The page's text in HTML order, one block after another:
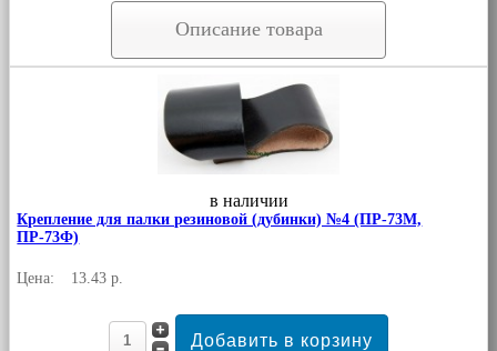
Описание товара
в наличии
Крепление для палки резиновой (дубинки) №4 (ПР-73М,
ПР-73Ф)
Цена: 13.43 р.